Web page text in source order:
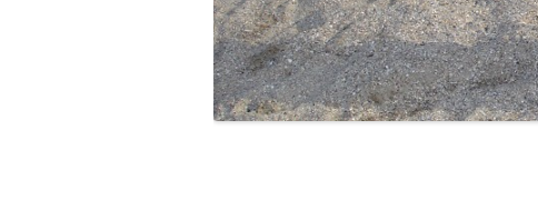
LES TARIFS
QUELQUES QUESTIONS …